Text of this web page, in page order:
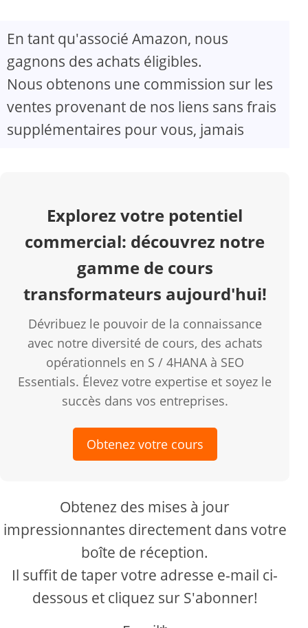
V
i
d
o
En tant qu'associé Amazon, nous
gagnons des achats éligibles.
Nous obtenons une commission sur les
ventes provenant de nos liens sans frais
supplémentaires pour vous, jamais
Explorez votre potentiel
commercial: découvrez notre
gamme de cours
transformateurs aujourd'hui!
Dévribuez le pouvoir de la connaissance
avec notre diversité de cours, des achats
opérationnels en S / 4HANA à SEO
Essentials. Élevez votre expertise et soyez le
succès dans vos entreprises.
Obtenez votre cours
Obtenez des mises à jour
impressionnantes directement dans votre
boîte de réception.
Il suffit de taper votre adresse e-mail ci-
dessous et cliquez sur S'abonner!